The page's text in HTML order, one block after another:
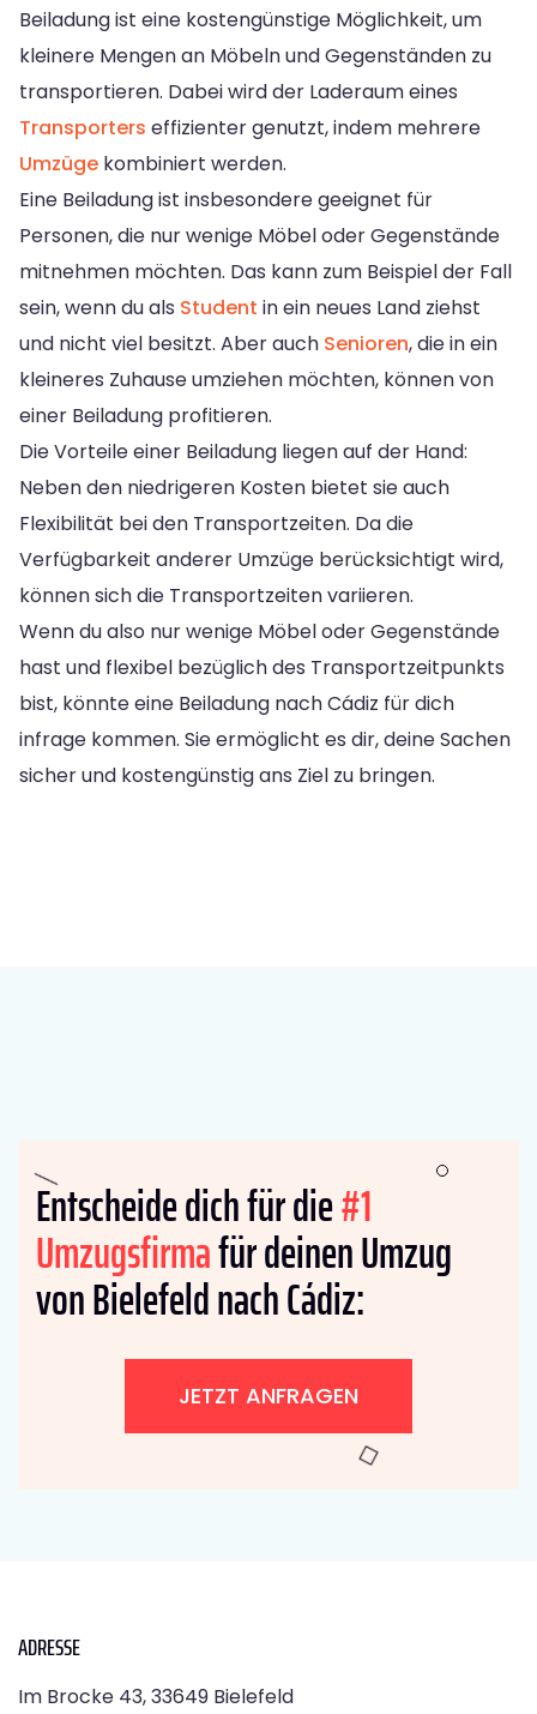
Beiladung ist eine kostengünstige Möglichkeit, um
kleinere Mengen an Möbeln und Gegenständen zu
transportieren. Dabei wird der Laderaum eines
Transporters effizienter genutzt, indem mehrere
Umzüge kombiniert werden.
Eine Beiladung ist insbesondere geeignet für
Personen, die nur wenige Möbel oder Gegenstände
mitnehmen möchten. Das kann zum Beispiel der Fall
sein, wenn du als Student in ein neues Land ziehst
und nicht viel besitzt. Aber auch Senioren, die in ein
kleineres Zuhause umziehen möchten, können von
einer Beiladung profitieren.
Die Vorteile einer Beiladung liegen auf der Hand:
Neben den niedrigeren Kosten bietet sie auch
Flexibilität bei den Transportzeiten. Da die
Verfügbarkeit anderer Umzüge berücksichtigt wird,
können sich die Transportzeiten variieren.
Wenn du also nur wenige Möbel oder Gegenstände
hast und flexibel bezüglich des Transportzeitpunkts
bist, könnte eine Beiladung nach Cádiz für dich
infrage kommen. Sie ermöglicht es dir, deine Sachen
sicher und kostengünstig ans Ziel zu bringen.
Entscheide dich für die#1
Umzugsfirmafür deinen Umzug
von Bielefeld nach Cádiz:
JETZT ANFRAGEN
ADRESSE
Im Brocke 43, 33649 Bielefeld